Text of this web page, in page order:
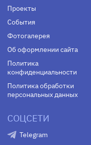
Проекты
События
Фотогалерея
Об оформлении сайта
Политика
конфиденциальности
Политика обработки
персональных данных
СОЦСЕТИ
Telegram